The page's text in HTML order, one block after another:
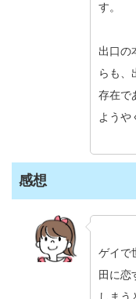
す。
出口の
らも、
存在で
ようや
感想
ゲイで
田に恋